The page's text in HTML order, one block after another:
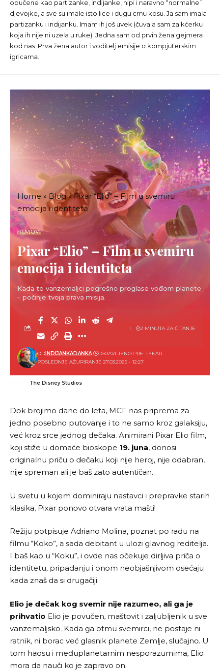
obučene kao partizanke, indijanke, hipi i naravno “normalne”
djevojke, a sve su imale isto lice i dugu crnu kosu. Ja sam imala
partizanku i indijanku. Imam ih još uvek (čuvala sam za kćerku
koja ih nije ni uzela u ruke). Jedna sam od prvih žena gejmera
kod nas. Prva žena autor i voditelj emisije o kompjuterskim
igricama.
Home » Blog»Pixar “Elio” – Film u svemiru
emocija i identiteta
FILMOVI
Pixar “Elio” – Film u svemiru
emocija i identiteta
Kada te vanzemaljci pogrešno proglase vođom planete
– počinje tvoja prava misija.
POSLEDNJE AŽURIRANJE 27.03.2025 - 12:27
ODINDIJANKADANKA OBJAVLJENO PRE 1 YEAR
2 MINUTA ZA ČITANJE
The Disney Studios
Dok brojimo dane do leta, MCF nas priprema za
jedno posebno putovanje i to ne samo kroz galaksiju,
već kroz srce jednog dečaka. Animirani Pixar Elio film,
koji stiže u domaće bioskope 19. juna, donosi
originalnu priču o dečaku koji nije heroj, nije odabran,
nije spreman ali je baš zato autentičan.
U svetu u kojem dominiraju nastavci i prepravke starih
klasika, Pixar ponovo otvara vrata mašti!
Režiju potpisuje Adriano Molina, poznat po radu na
filmu “Koko”, a sada debitant u ulozi glavnog reditelja.
I baš kao u “Koku”, i ovde nas očekuje dirljiva priča o
identitetu, pripadanju i onom neobjašnjivom osećaju
kada znaš da si drugačiji.
Elio je dečak kog svemir nije razumeo, ali ga je
prihvatio Elio je povučen, maštovit i zaljubljenik u sve
vanzemaljsko. Kada ga otmu svemirci, ne postaje ni
ratnik, ni borac već glasnik planete Zemlje, slučajno. U
tom haosu i međuplanetarnim nesporazumima, Elio
mora da nauči ko je zapravo on.